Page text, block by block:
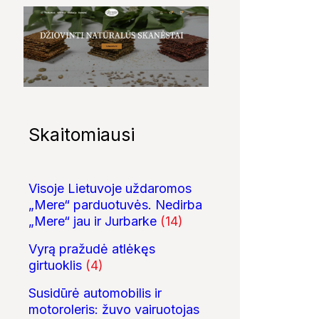
Skaitomiausi
Visoje Lietuvoje uždaromos
„Mere“ parduotuvės. Nedirba
„Mere“ jau ir Jurbarke (14)
Vyrą pražudė atlėkęs
girtuoklis (4)
Susidūrė automobilis ir
motoroleris: žuvo vairuotojas